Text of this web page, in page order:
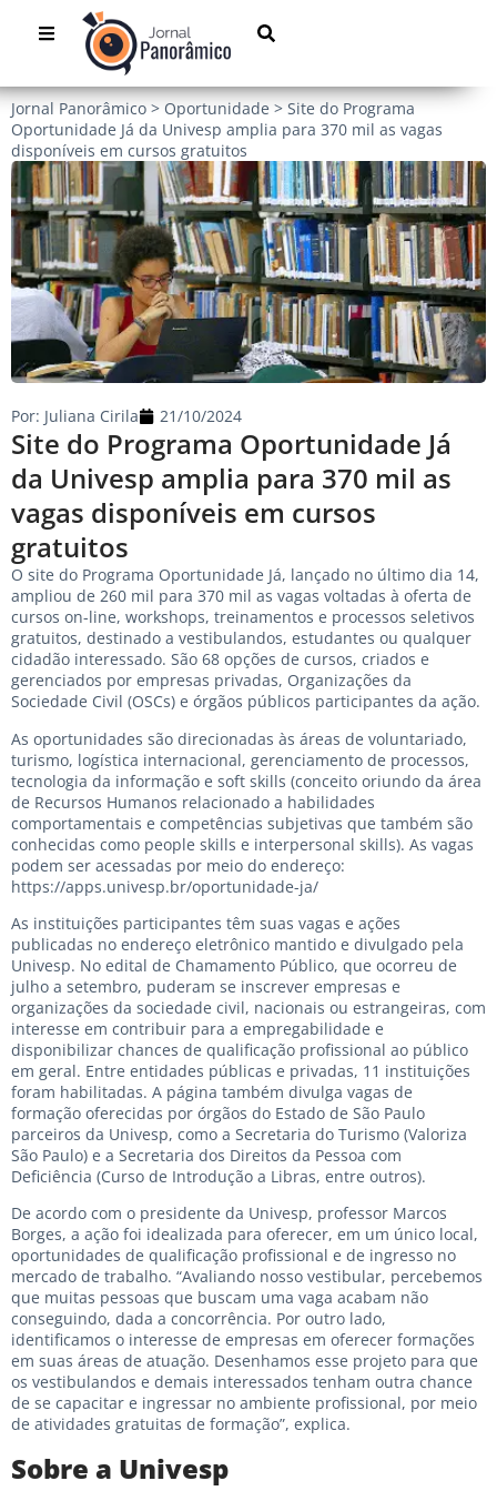
Jornal Panorâmico > Oportunidade > Site do Programa
Oportunidade Já da Univesp amplia para 370 mil as vagas
disponíveis em cursos gratuitos
Site do Programa Oportunidade Já
da Univesp amplia para 370 mil as
vagas disponíveis em cursos
gratuitos
Por: Juliana Cirila 21/10/2024
O site do Programa Oportunidade Já, lançado no último dia 14,
ampliou de 260 mil para 370 mil as vagas voltadas à oferta de
cursos on-line, workshops, treinamentos e processos seletivos
gratuitos, destinado a vestibulandos, estudantes ou qualquer
cidadão interessado. São 68 opções de cursos, criados e
gerenciados por empresas privadas, Organizações da
Sociedade Civil (OSCs) e órgãos públicos participantes da ação.
As oportunidades são direcionadas às áreas de voluntariado,
turismo, logística internacional, gerenciamento de processos,
tecnologia da informação e soft skills (conceito oriundo da área
de Recursos Humanos relacionado a habilidades
comportamentais e competências subjetivas que também são
conhecidas como people skills e interpersonal skills). As vagas
podem ser acessadas por meio do endereço:
https://apps.univesp.br/oportunidade-ja/
As instituições participantes têm suas vagas e ações
publicadas no endereço eletrônico mantido e divulgado pela
Univesp. No edital de Chamamento Público, que ocorreu de
julho a setembro, puderam se inscrever empresas e
organizações da sociedade civil, nacionais ou estrangeiras, com
interesse em contribuir para a empregabilidade e
disponibilizar chances de qualificação profissional ao público
em geral. Entre entidades públicas e privadas, 11 instituições
foram habilitadas. A página também divulga vagas de
formação oferecidas por órgãos do Estado de São Paulo
parceiros da Univesp, como a Secretaria do Turismo (Valoriza
São Paulo) e a Secretaria dos Direitos da Pessoa com
Deficiência (Curso de Introdução a Libras, entre outros).
De acordo com o presidente da Univesp, professor Marcos
Borges, a ação foi idealizada para oferecer, em um único local,
oportunidades de qualificação profissional e de ingresso no
mercado de trabalho. “Avaliando nosso vestibular, percebemos
que muitas pessoas que buscam uma vaga acabam não
conseguindo, dada a concorrência. Por outro lado,
identificamos o interesse de empresas em oferecer formações
em suas áreas de atuação. Desenhamos esse projeto para que
os vestibulandos e demais interessados tenham outra chance
de se capacitar e ingressar no ambiente profissional, por meio
de atividades gratuitas de formação”, explica.
Sobre a Univesp